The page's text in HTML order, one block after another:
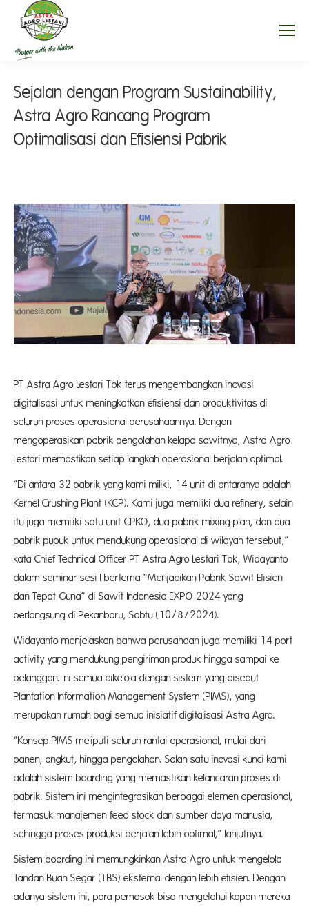
Sejalan dengan Program Sustainability,
Astra Agro Rancang Program
Optimalisasi dan Efisiensi Pabrik
PT Astra Agro Lestari Tbk terus mengembangkan inovasi
digitalisasi untuk meningkatkan efisiensi dan produktivitas di
seluruh proses operasional perusahaannya. Dengan
mengoperasikan pabrik pengolahan kelapa sawitnya, Astra Agro
Lestari memastikan setiap langkah operasional berjalan optimal.
“Di antara 32 pabrik yang kami miliki, 14 unit di antaranya adalah
Kernel Crushing Plant (KCP). Kami juga memiliki dua refinery, selain
itu juga memiliki satu unit CPKO, dua pabrik mixing plan, dan dua
pabrik pupuk untuk mendukung operasional di wilayah tersebut,”
kata Chief Technical Officer PT Astra Agro Lestari Tbk, Widayanto
dalam seminar sesi I bertema “Menjadikan Pabrik Sawit Efisien
dan Tepat Guna” di Sawit Indonesia EXPO 2024 yang
berlangsung di Pekanbaru, Sabtu (10/8/2024).
Widayanto menjelaskan bahwa perusahaan juga memiliki 14 port
activity yang mendukung pengiriman produk hingga sampai ke
pelanggan. Ini semua dikelola dengan sistem yang disebut
Plantation Information Management System (PIMS), yang
merupakan rumah bagi semua inisiatif digitalisasi Astra Agro.
“Konsep PIMS meliputi seluruh rantai operasional, mulai dari
panen, angkut, hingga pengolahan. Salah satu inovasi kunci kami
adalah sistem boarding yang memastikan kelancaran proses di
pabrik. Sistem ini mengintegrasikan berbagai elemen operasional,
termasuk manajemen feed stock dan sumber daya manusia,
sehingga proses produksi berjalan lebih optimal,” lanjutnya.
Sistem boarding ini memungkinkan Astra Agro untuk mengelola
Tandan Buah Segar (TBS) eksternal dengan lebih efisien. Dengan
adanya sistem ini, para pemasok bisa mengetahui kapan mereka